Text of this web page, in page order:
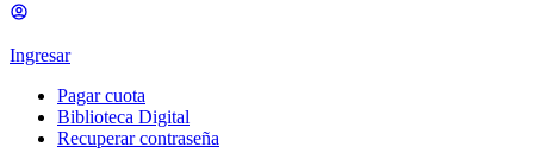
Ingresar
Pagar cuota
Biblioteca Digital
Recuperar contraseña